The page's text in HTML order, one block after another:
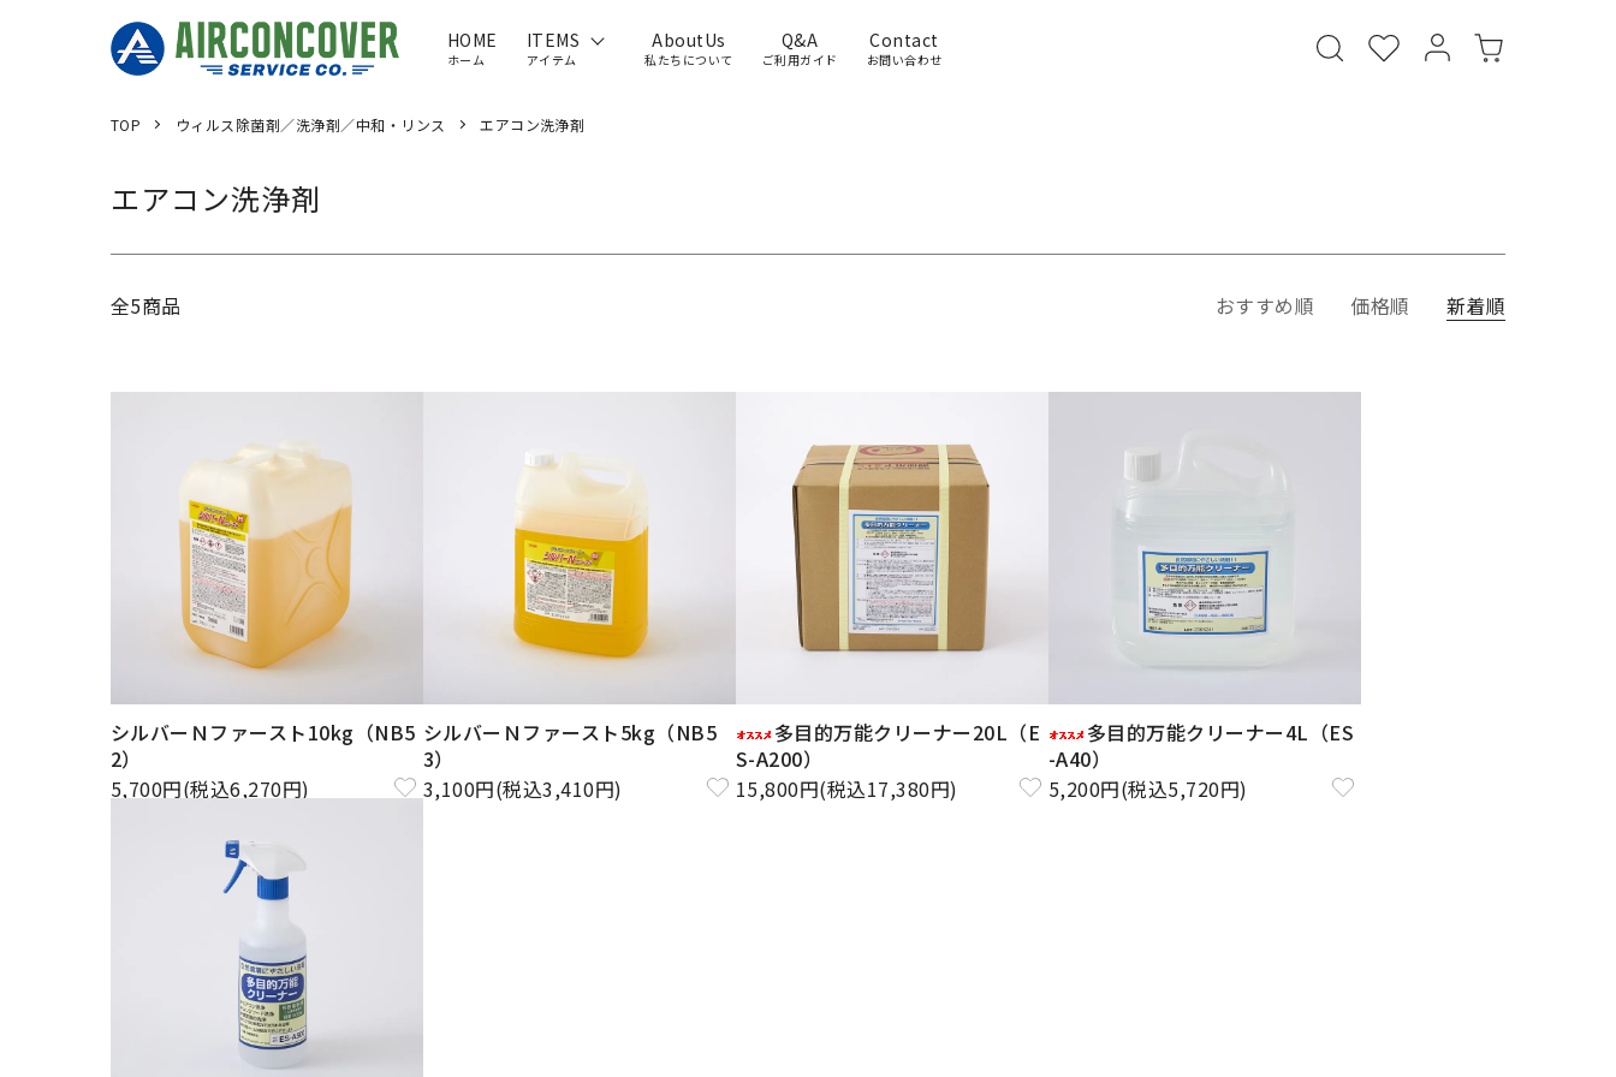
HOME
ホーム
ITEMS
アイテム
AboutUs
私たちについて
Q&A
ご利用ガイド
Contact
お問い合わせ
TOP ウィルス除菌剤／洗浄剤／中和・リンス エアコン洗浄剤
エアコン洗浄剤
全5商品 おすすめ順 価格順 新着順
シルバーＮファースト10kg（NB5
2）
5,700円(税込6,270円)
シルバーＮファースト5kg（NB5
3）
3,100円(税込3,410円)
多目的万能クリーナー20L（E
S-A200）
15,800円(税込17,380円)
多目的万能クリーナー4L（ES
-A40）
5,200円(税込5,720円)